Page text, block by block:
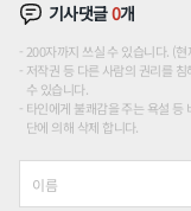
기사댓글0개
200자까지 쓰실 수 있습니다. (
저작권 등 다른 사람의 권리를
수 있습니다.
타인에게 불쾌감을 주는 욕설 등
단에 의해 삭제 합니다.